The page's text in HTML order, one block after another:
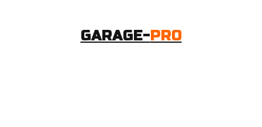
GARAGE-PRO